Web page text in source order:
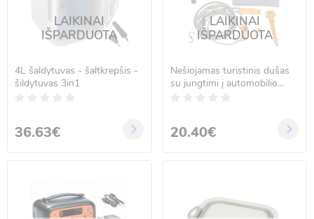
LAIKINAI
IŠPARDUOTA
4L šaldytuvas - šaltkrepšis -
šildytuvas 3in1
36.63€
LAIKINAI
IŠPARDUOTA
Nešiojamas turistinis dušas
su jungtimi į automobilio
20.40€